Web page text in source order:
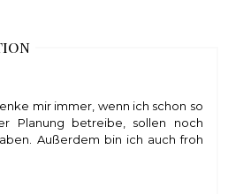
mir immer, wenn ich schon so
Planung betreibe, sollen noch
Außerdem bin ich auch froh